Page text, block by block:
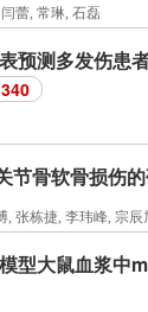
蕾, 常琳, 石磊
预测多发伤患
340
节骨软骨损伤
, 张栋捷, 李玮峰, 宗辰
型大鼠血浆中